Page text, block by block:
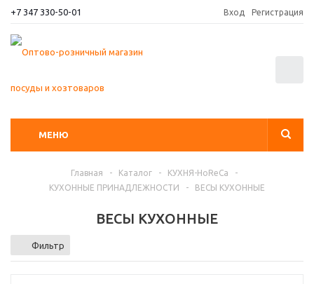
+7 347 330-50-01 Вход Регистрация
МЕНЮ
Главная - Каталог - КУХНЯ-HoReCa
-
КУХОННЫЕ ПРИНАДЛЕЖНОСТИ
- ВЕСЫ КУХОННЫЕ
ВЕСЫ КУХОННЫЕ
Фильтр